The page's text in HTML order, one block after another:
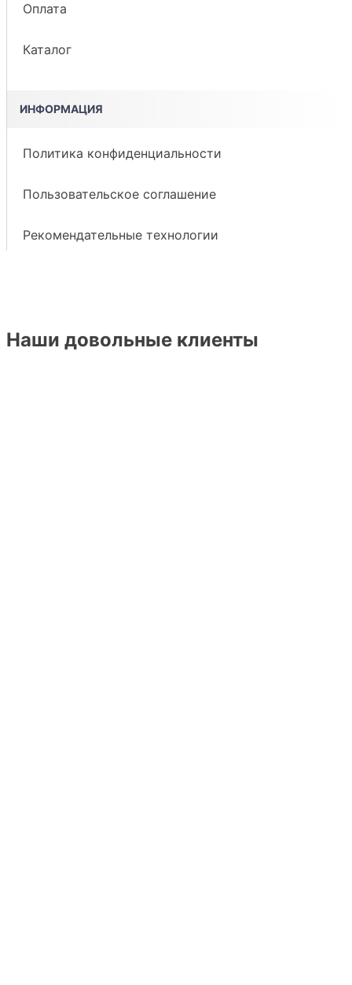
Оплата
Каталог
ИНФОРМАЦИЯ
Политика конфиденциальности
Пользовательское соглашение
Рекомендательные технологии
Наши довольные клиенты